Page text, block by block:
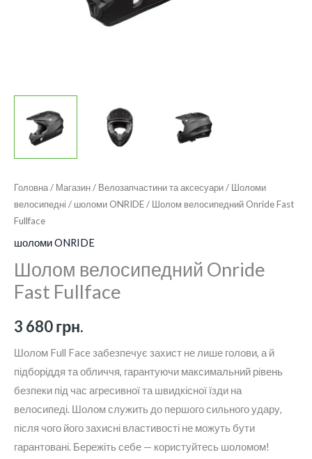
Головна/ Магазин/ Велозапчастини та аксесуари/ Шоломи
велосипедні / шоломи ONRIDE/ Шолом велосипедний Onride Fast
Fullface
шоломи ONRIDE
Шолом велосипедний Onride
Fast Fullface
3 680грн.
Шолом Full Face забезпечує захист не лише голови, а й
підборіддя та обличчя, гарантуючи максимальний рівень
безпеки під час агресивної та швидкісної їзди на
велосипеді. Шолом служить до першого сильного удару,
після чого його захисні властивості не можуть бути
гарантовані. Бережіть себе — користуйтесь шоломом!